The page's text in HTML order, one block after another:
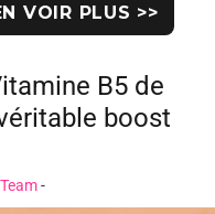
VOIR PLUS >>
B5 de
boost
-